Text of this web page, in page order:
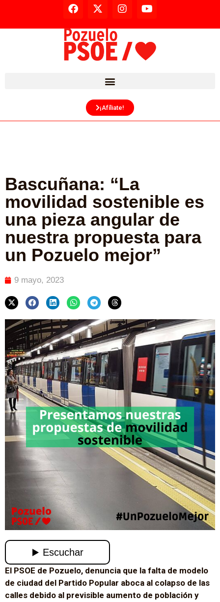
¡Afíliate!
Bascuñana: “La
movilidad sostenible es
una pieza angular de
nuestra propuesta para
un Pozuelo mejor”
9 mayo, 2023
El PSOE de Pozuelo, denuncia que la falta de modelo
de ciudad del Partido Popular aboca al colapso de las
calles debido al previsible aumento de población y